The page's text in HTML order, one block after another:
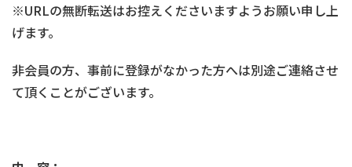
※URLの無断転送はお控えくださいますようお願い申し上
げます。
非会員の方、事前に登録がなかった方へは別途ご連絡させ
て頂くことがございます。